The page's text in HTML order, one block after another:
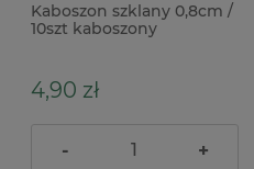
Kaboszon szklany 0,8cm /
10szt kaboszony
4,90 zł
- +